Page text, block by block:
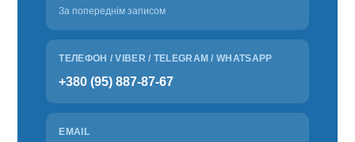
За попереднім записом
ТЕЛЕФОН / VIBER / TELEGRAM / WHATSAPP
+380 (95) 887-87-67
EMAIL